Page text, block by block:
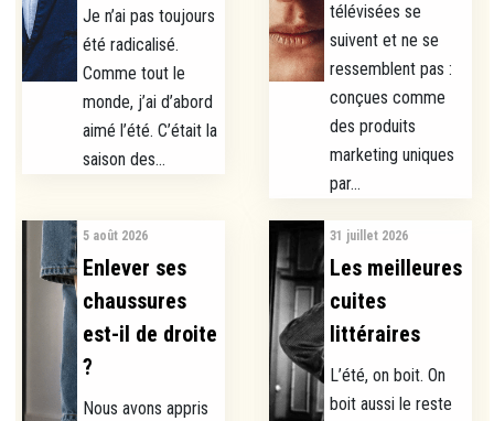
Je n’ai pas toujours
été radicalisé.
Comme tout le
monde, j’ai d’abord
aimé l’été. C’était la
saison des...
télévisées se
suivent et ne se
ressemblent pas :
conçues comme
des produits
marketing uniques
par...
5 août 2026
Enlever ses
chaussures
est-il de droite
?
Nous avons appris
31 juillet 2026
Les meilleures
cuites
littéraires
L’été, on boit. On
boit aussi le reste